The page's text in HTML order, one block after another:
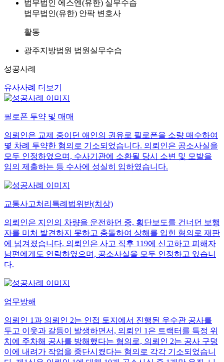
법무법인 에스엔(유한) 실무수습
법무법인(유한) 안팍 변호사
활동
광주지방법원 법원실무수습
성공사례
유사사례 더보기
필로폰 투약 및 매매
의뢰인은 교제 중이던 애인의 권유로 필로폰을 소량 매수하여
몇 차례 투약한 혐의로 기소되었습니다. 의뢰인은 공소사실을
모두 인정하였으며, 수사기관에 소환될 당시 소변 및 모발을
임의 제출하는 등 수사에 성실히 임하였습니다.
교통사고처리특례법위반(치상)
의뢰인은 지인의 차량을 운전하던 중, 횡단보도를 건너던 보행
자를 미처 발견하지 못하고 충돌하여 상해를 입힌 혐의로 재판
에 넘겨졌습니다. 의뢰인은 사고 직후 119에 신고하고 피해자
남편에게도 연락하였으며, 공소사실을 모두 인정하고 있습니
다.
업무방해
의뢰인 1과 의뢰인 2는 인접 토지에서 진행된 우수관 공사를
두고 이웃과 갈등이 발생하면서, 의뢰인 1은 트랙터를 특정 위
치에 주차해 공사를 방해했다는 혐의로, 의뢰인 2는 공사 구덩
이에 내려가 작업을 중단시켰다는 혐의로 각각 기소되었습니